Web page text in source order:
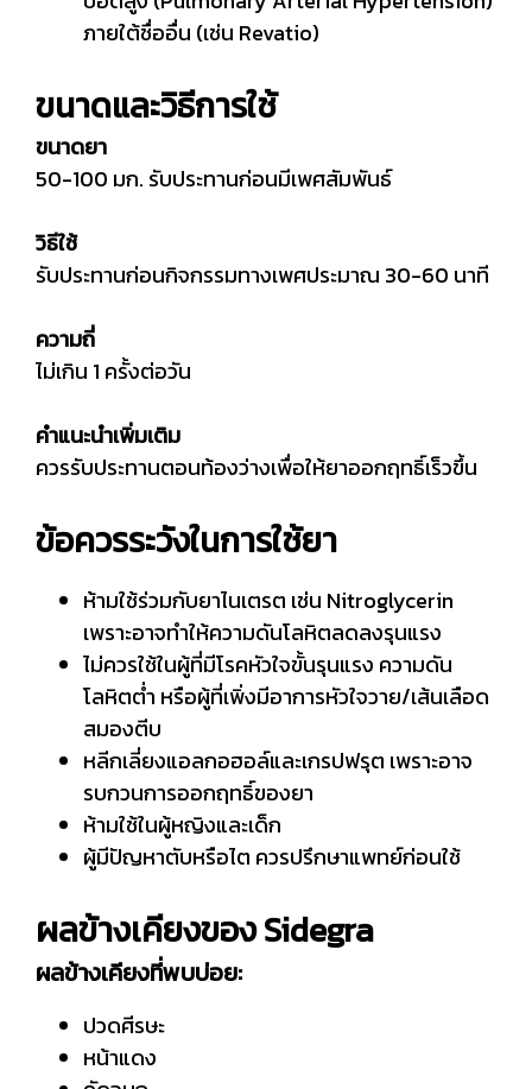
ภายใต้ชื่ออื่น (เช่น Revatio)
ขนาดและวิธีการใช้
ขนาดยา
50-100 มก. รับประทานก่อนมีเพศสัมพันธ์
วิธีใช้
รับประทานก่อนกิจกรรมทางเพศประมาณ 30-60 นาที
ความถี่
ไม่เกิน 1 ครั้งต่อวัน
คำแนะนำเพิ่มเติม
ควรรับประทานตอนท้องว่างเพื่อให้ยาออกฤทธิ์เร็วขึ้น
ข้อควรระวังในการใช้ยา
ห้ามใช้ร่วมกับยาไนเตรต เช่น Nitroglycerin
เพราะอาจทำให้ความดันโลหิตลดลงรุนแรง
ไม่ควรใช้ในผู้ที่มีโรคหัวใจขั้นรุนแรง ความดัน
โลหิตต่ำ หรือผู้ที่เพิ่งมีอาการหัวใจวาย/เส้นเลือด
สมองตีบ
หลีกเลี่ยงแอลกอฮอล์และเกรปฟรุต เพราะอาจ
รบกวนการออกฤทธิ์ของยา
ห้ามใช้ในผู้หญิงและเด็ก
ผู้มีปัญหาตับหรือไต ควรปรึกษาแพทย์ก่อนใช้
ผลข้างเคียงของ Sidegra
ผลข้างเคียงที่พบบ่อย:
ปวดศีรษะ
หน้าแดง